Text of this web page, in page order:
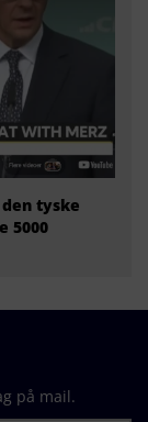
tyske
5000
på mail.